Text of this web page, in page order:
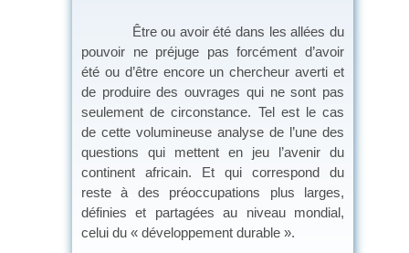
Être ou avoir été dans les allées du
pouvoir ne préjuge pas forcément d’avoir
été ou d’être encore un chercheur averti et
de produire des ouvrages qui ne sont pas
seulement de circonstance. Tel est le cas
de cette volumineuse analyse de l’une des
questions qui mettent en jeu l’avenir du
continent africain. Et qui correspond du
reste à des préoccupations plus larges,
définies et partagées au niveau mondial,
celui du « développement durable ».